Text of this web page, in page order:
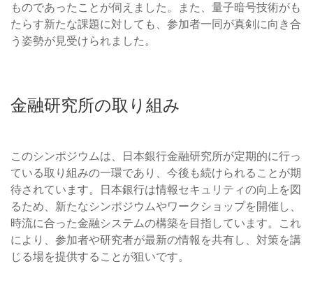
ものであったことが伺えました。また、量子暗号技術がも
たらす新たな課題に対しても、参加者一同が真剣に向き合
う姿勢が見受けられました。
金融研究所の取り組み
このシンポジウムは、日本銀行金融研究所が定期的に行っ
ている取り組みの一環であり、今後も続けられることが期
待されています。日本銀行は情報セキュリティの向上を図
るため、新たなシンポジウムやワークショップを開催し、
時流に合った金融システムの構築を目指しています。これ
により、参加者や研究者が最新の情報を共有し、対策を講
じる場を提供することが狙いです。